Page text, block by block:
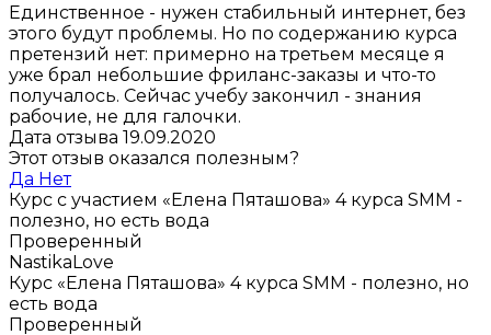
Единственное - нужен стабильный интернет, без
этого будут проблемы. Но по содержанию курса
претензий нет: примерно на третьем месяце я
уже брал небольшие фриланс-заказы и что-то
получалось. Сейчас учебу закончил - знания
рабочие, не для галочки.
Дата отзыва 19.09.2020
Этот отзыв оказался полезным?
Да Нет
Курс с участием «Елена Пяташова» 4 курса SMM -
полезно, но есть вода
Проверенный
NastikaLove
Курс «Елена Пяташова» 4 курса SMM - полезно, но
есть вода
Проверенный